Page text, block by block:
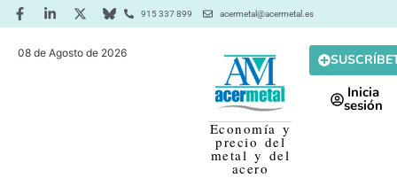
915 337 899 acermetal@acermetal.es
08 de Agosto de 2026
Economía y
precio del
metal y del
acero
Inicia
sesión